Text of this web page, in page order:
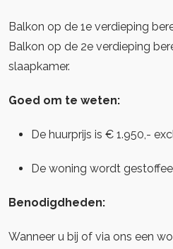
Balkon op de 1e verdieping
Balkon op de 2e verdieping
slaapkamer.
Goed om te weten:
De huurprijs is € 1.950,-
De woning wordt
Benodigdheden:
Wanneer u bij of via ons een